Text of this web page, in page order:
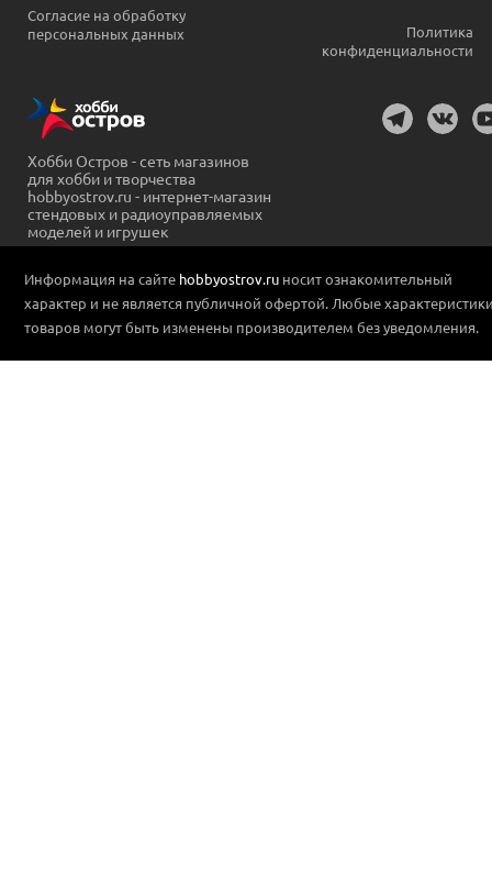
Согласие на обработку
персональных данных
Политика
конфиденциальности
Хобби Остров - сеть магазинов
для хобби и творчества
hobbyostrov.ru - интернет-магазин
стендовых и радиоуправляемых
моделей и игрушек
Информация на сайте hobbyostrov.ru носит ознакомительный
характер и не является публичной офертой. Любые
товаров могут быть изменены производителем без уведомления.